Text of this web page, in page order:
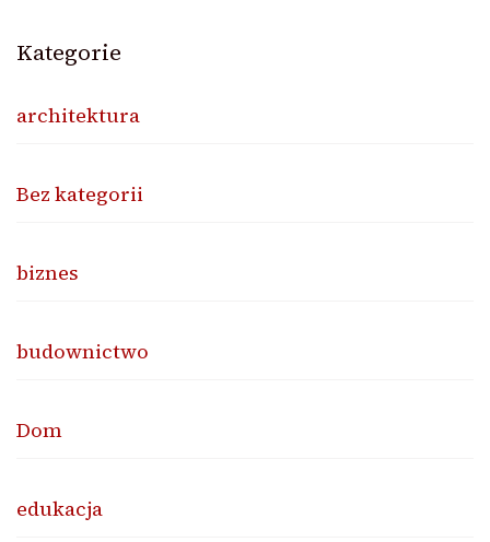
Kategorie
architektura
Bez kategorii
biznes
budownictwo
Dom
edukacja